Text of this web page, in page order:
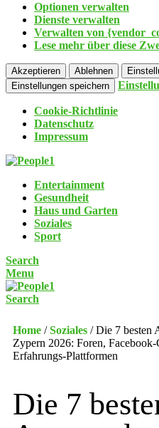
Optionen verwalten
Dienste verwalten
Verwalten von
Lese mehr über diese
Akzeptieren Ablehnen
Einstellungen speichern
Cookie-Richtlinie
Datenschutz
Impressum
Entertainment
Gesundheit
Haus und Garten
Soziales
Sport
Search
Menu
Search
Home /Soziales /Die 7 besten
Zypern 2026: Foren,
Erfahrungs-Plattformen
Die 7